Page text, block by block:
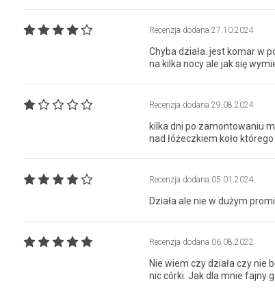
Recenzja dodana 27.10.2024
Chyba działa. jest komar w
na kilka nocy ale jak się
Recenzja dodana 29.08.2024
kilka dni po zamontowaniu
nad łóżeczkiem koło
Recenzja dodana 05.01.2024
Działa ale nie w dużym
Recenzja dodana 06.08.2022
Nie wiem czy działa czy nie
nic córki. Jak dla mnie fajny